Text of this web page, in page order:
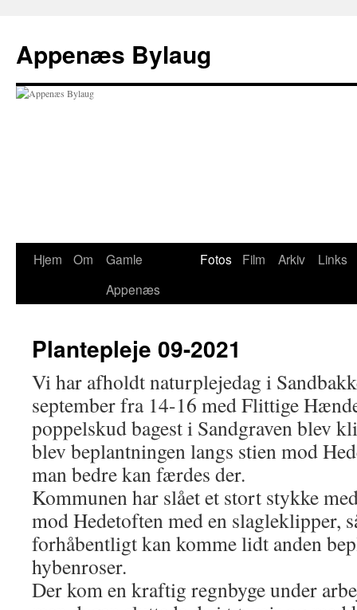
indhold
Appenæs Bylaug
Hjem Om
Gamle
Appenæs
Fotos Film Arkiv Links
Plantepleje 09-2021
Vi har afholdt naturplejedag i
september fra 14-16 med Flittige
poppelskud bagest i Sandgraven blev
blev beplantningen langs stien mod
man bedre kan færdes der.
Kommunen har slået et stort stykke
mod Hedetoften med en slagleklipper,
forhåbentligt kan komme lidt anden
hybenroser.
Der kom en kraftig regnbyge under